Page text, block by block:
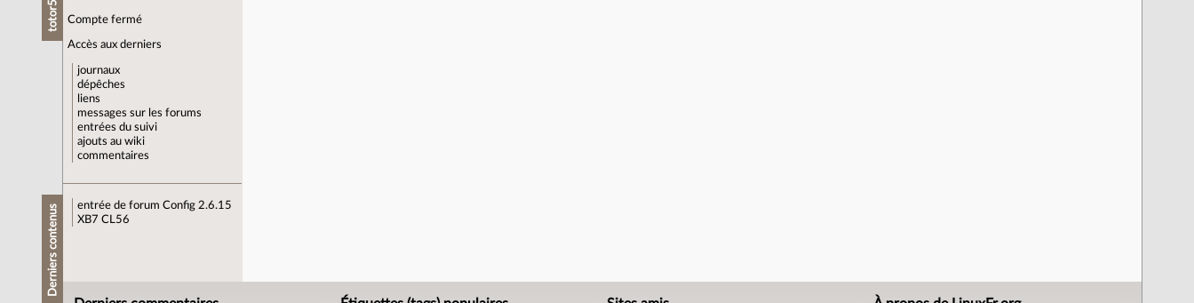
totor54 Compte fermé
Accès aux derniers
journaux
dépêches
liens
messages sur les forums
entrées du suivi
ajouts au wiki
commentaires
Derniers contenus entrée de forum Config 2.6.15
XB7 CL56